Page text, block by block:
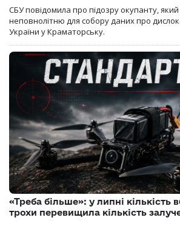
СБУ повідомила про підозру окупанту,
неповнолітню для собору даних про
України у Краматорську.
«Треба більше»: у липні кількість
трохи перевищила кількість